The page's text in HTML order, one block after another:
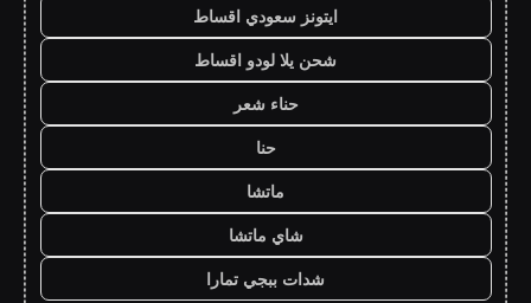
ايتونز سعودي اقساط
شحن يلا لودو اقساط
حناء شعر
حنا
ماتشا
شاي ماتشا
شدات ببجي تمارا